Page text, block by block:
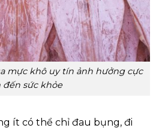
mực khô uy tín ảnh hưởng cực
đến sức khỏe
ít có thể chỉ đau bụng, đi